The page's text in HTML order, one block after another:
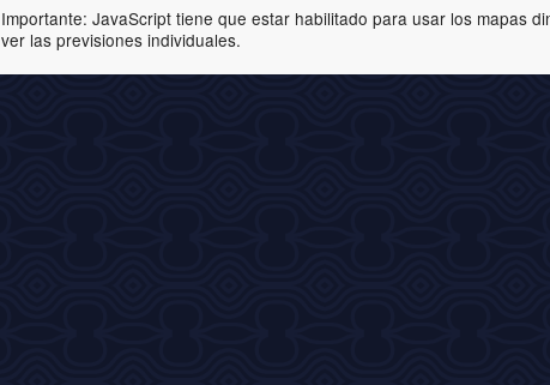
Importante: JavaScript tiene que estar habilitado para usar los mapas
ver las previsiones individuales.